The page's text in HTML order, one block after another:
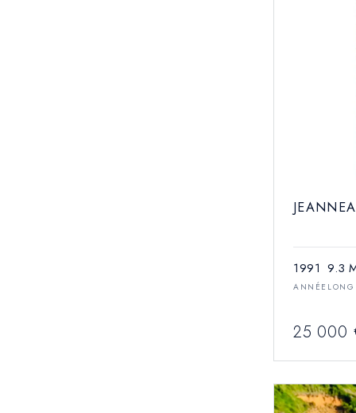
1991
ANNÉE
9.3
25 000